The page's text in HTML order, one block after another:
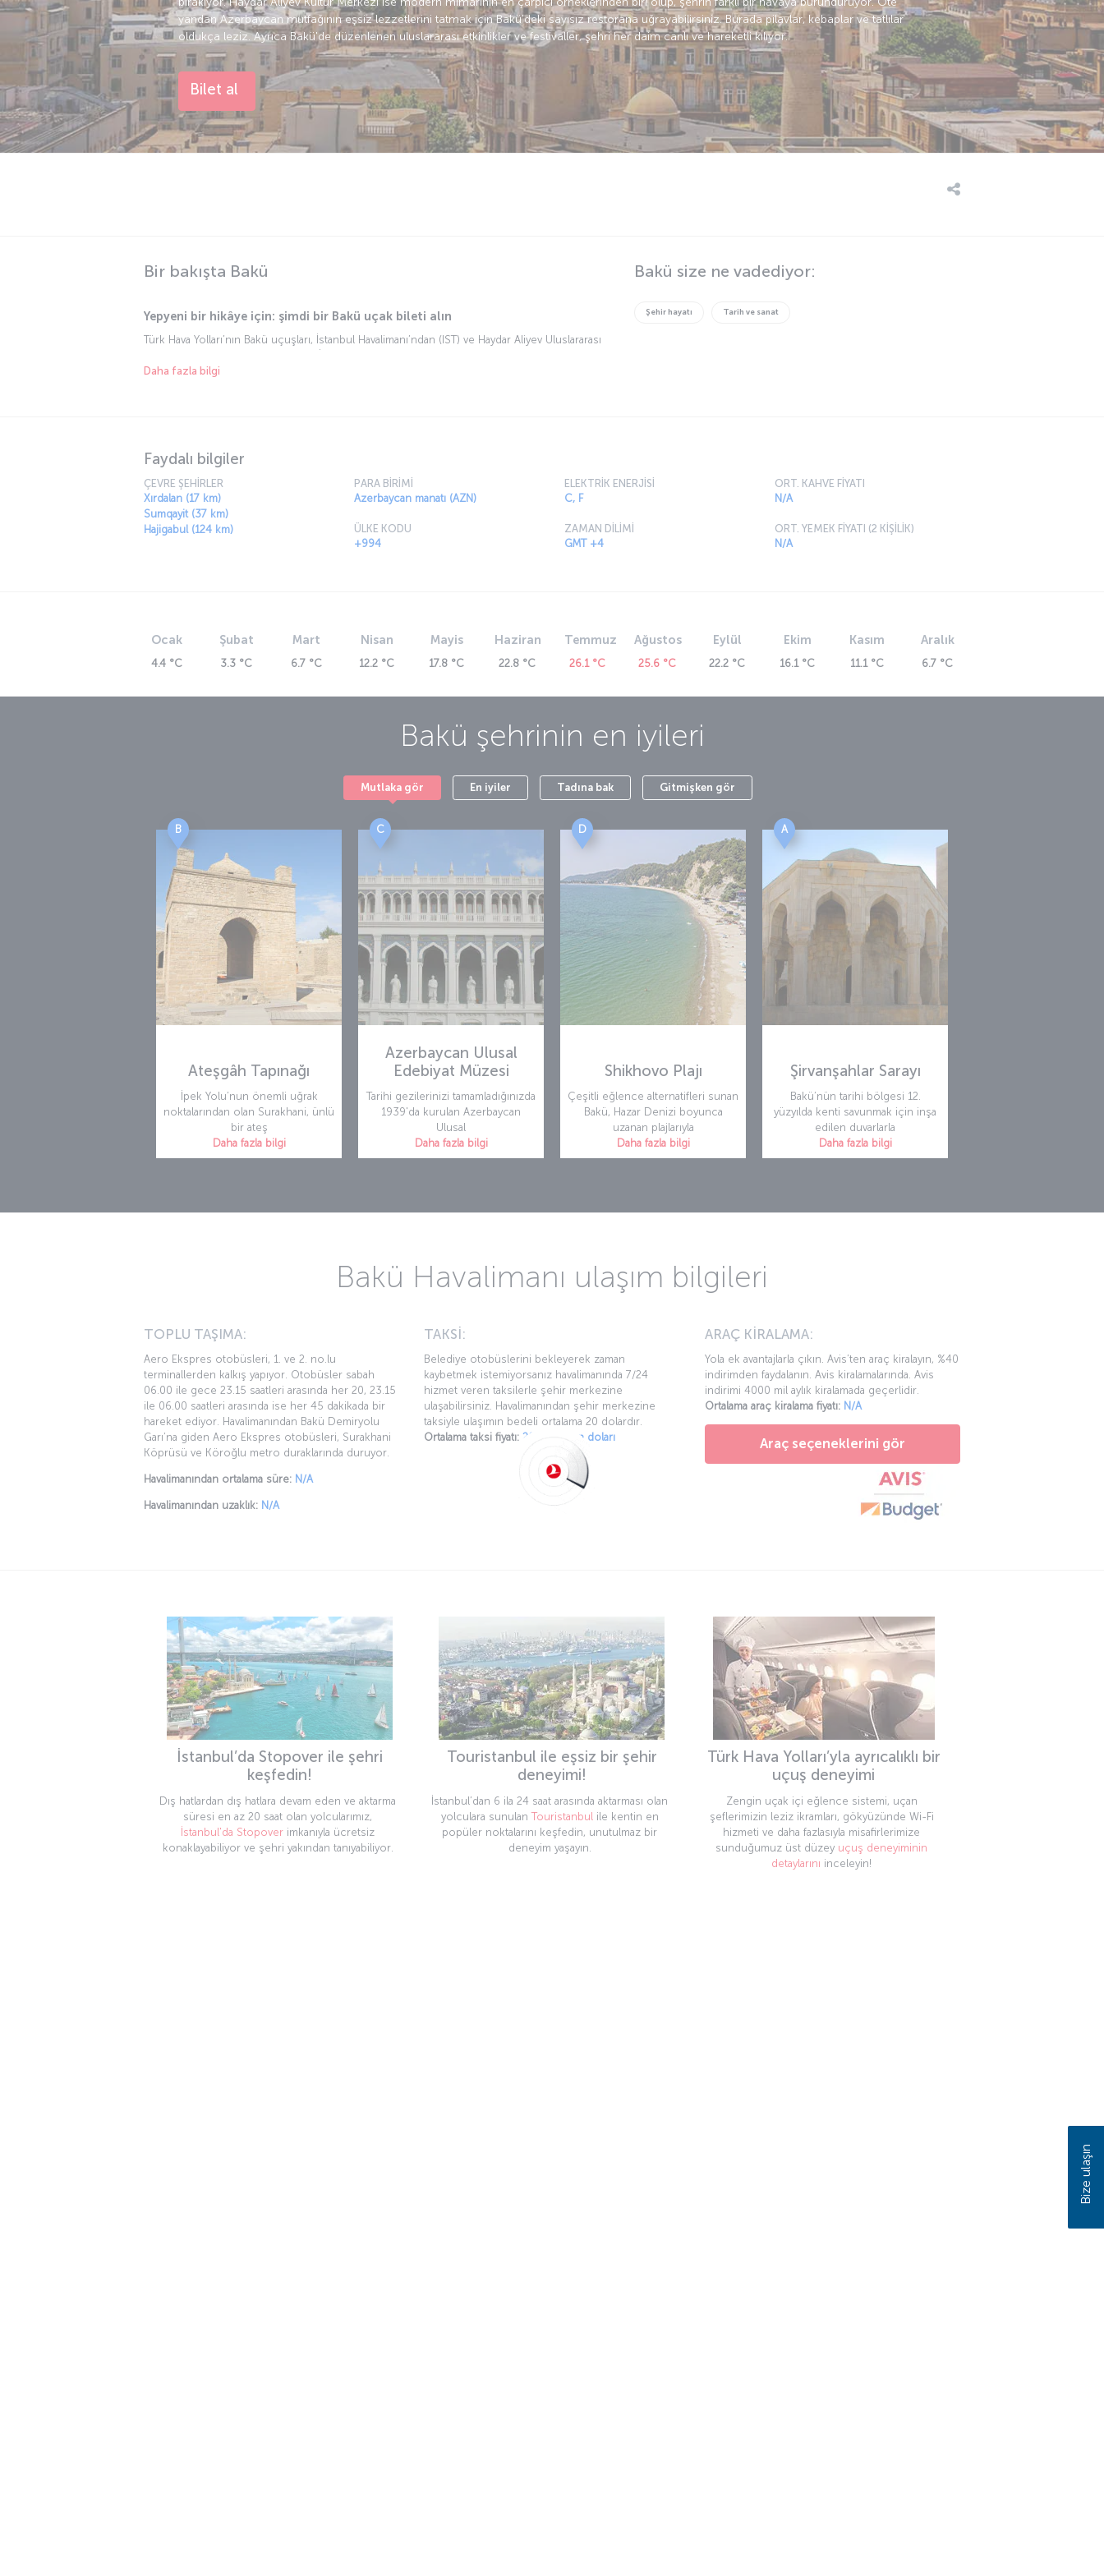
yandan Azerbaycan mutfağının eşsiz lezzetlerini tatmak için Bakü'deki sayısız restorana uğrayabilirsiniz. Burada pilavlar, kebaplar ve tatlılar
oldukça leziz. Ayrıca Bakü'de düzenlenen uluslararası etkinlikler ve festivaller, şehri her daim canlı ve hareketli kılıyor.
Bilet al
Bir bakışta Bakü
Yepyeni bir hikâye için: şimdi bir Bakü uçak bileti alın
Türk Hava Yolları’nın Bakü uçuşları, İstanbul Havalimanı’ndan (IST) ve Haydar Aliyev Uluslararası
Haydar Aliyev Uluslararası Havalimanı hakkında
merkezine yaklaşık 24 kilometre uzaklıkta bulunan havalimanından şehre taksi, havalimanı
otobüsleri veya araç kiralama seçenekleriyle kolaylıkla ulaşılabiliyor.
Daha fazla bilgi
Bakü size ne vadediyor:
Şehir hayatı Tarih ve sanat
Faydalı bilgiler
ÇEVRE ŞEHİRLER
Xırdalan (17 km)
Sumqayit (37 km)
Hajigabul (124 km)
PARA BİRİMİ
Azerbaycan manatı (AZN)
ÜLKE KODU
+994
ELEKTRİK ENERJİSİ
C, F
ZAMAN DİLİMİ
GMT +4
ORT. KAHVE FİYATI
N/A
ORT. YEMEK FİYATI (2 KİŞİLİK)
N/A
Ocak
4.4 °C
Şubat
3.3 °C
Mart
6.7 °C
Nisan
12.2 °C
Mayis
17.8 °C
Haziran
22.8 °C
Temmuz
26.1 °C
Ağustos
25.6 °C
Eylül
22.2 °C
Ekim
16.1 °C
Kasım
11.1 °C
Aralık
6.7 °C
Bakü şehrinin en iyileri
Mutlaka gör En iyiler Tadına bak Gitmişken gör
B
Ateşgâh Tapınağı
İpek Yolu’nun önemli uğrak
noktalarından olan Surakhani, ünlü
bir ateş
Daha fazla bilgi
C
Azerbaycan Ulusal
Edebiyat Müzesi
Tarihi gezilerinizi tamamladığınızda
1939'da kurulan Azerbaycan
Ulusal
Daha fazla bilgi
D
Shikhovo Plajı
Çeşitli eğlence alternatifleri sunan
Bakü, Hazar Denizi boyunca
uzanan plajlarıyla
Daha fazla bilgi
A
Şirvanşahlar Sarayı
Bakü’nün tarihi bölgesi 12.
yüzyılda kenti savunmak için inşa
edilen duvarlarla
Daha fazla bilgi
Bakü Havalimanı ulaşım bilgileri
TOPLU TAŞIMA:
Aero Ekspres otobüsleri, 1. ve 2. no.lu
terminallerden kalkış yapıyor. Otobüsler sabah
06.00 ile gece 23.15 saatleri arasında her 20, 23.15
ile 06.00 saatleri arasında ise her 45 dakikada bir
hareket ediyor. Havalimanından Bakü Demiryolu
Garı’na giden Aero Ekspres otobüsleri, Surakhani
Köprüsü ve Köroğlu metro duraklarında duruyor.
Havalimanından ortalama süre: N/A
Havalimanından uzaklık: N/A
TAKSİ:
Belediye otobüslerini bekleyerek zaman
kaybetmek istemiyorsanız havalimanında 7/24
hizmet veren taksilerle şehir merkezine
ulaşabilirsiniz. Havalimanından şehir merkezine
taksiyle ulaşımın bedeli ortalama 20 dolardır.
Ortalama taksi fiyatı: 20 Amerikan doları
ARAÇ KİRALAMA:
Yola ek avantajlarla çıkın. Avis’ten araç kiralayın, %40
indirimden faydalanın. Avis kiralamalarında. Avis
indirimi 4000 mil aylık kiralamada geçerlidir.
Ortalama araç kiralama fiyatı: N/A
Araç seçeneklerini gör
İstanbul’da Stopover ile şehri
keşfedin!
Dış hatlardan dış hatlara devam eden ve aktarma
süresi en az 20 saat olan yolcularımız,
İstanbul'da Stopover imkanıyla ücretsiz
konaklayabiliyor ve şehri yakından tanıyabiliyor.
Touristanbul ile eşsiz bir şehir
deneyimi!
İstanbul’dan 6 ila 24 saat arasında aktarması olan
yolculara sunulan Touristanbulile kentin en
popüler noktalarını keşfedin, unutulmaz bir
deneyim yaşayın.
Türk Hava Yolları’yla ayrıcalıklı bir
uçuş deneyimi
Zengin uçak içi eğlence sistemi, uçan
şeflerimizin leziz ikramları, gökyüzünde Wi-Fi
hizmeti ve daha fazlasıyla misafirlerimize
sunduğumuz üst düzey uçuş deneyiminin
detaylarını inceleyin!
Bize ulaşın